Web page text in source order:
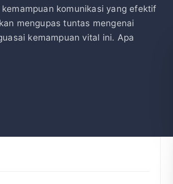
komunikasi yang efektif
mengupas tuntas mengenai
kemampuan vital ini. Apa